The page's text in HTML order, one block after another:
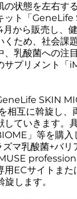
の状態を左右す
ット「
から販売し、
ため、社会課
乳酸菌への注
サプリメント
SKIN
相互に斡旋し
していきます。
」等を購入
マ乳酸菌+バ
用ECサイトま
します。